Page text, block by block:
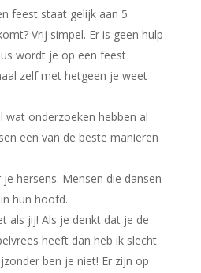
feest staat gelijk aan 5
Vrij simpel. Er is geen hulp
wordt je op een feest
zelf met hetgeen je weet
wat onderzoeken hebben al
een van de beste manieren
hersens. Mensen die dansen
hun hoofd.
als jij! Als je denkt dat je de
heeft dan heb ik slecht
ben je niet! Er zijn op